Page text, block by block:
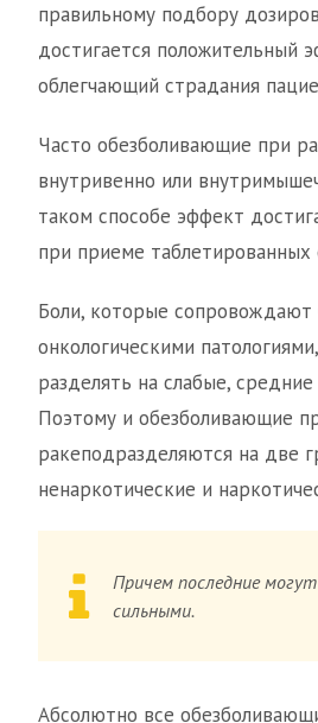
правильному подбору
достигается положительный
облегчающий страдания
Часто обезболивающие при
внутривенно или
таком способе эффект
при приеме таблетированных
Боли, которые сопровождают
онкологическими
разделять на слабые,
Поэтому и обезболивающие
ракеподразделяются на две
ненаркотические и
Причем последние
сильными.
Абсолютно все